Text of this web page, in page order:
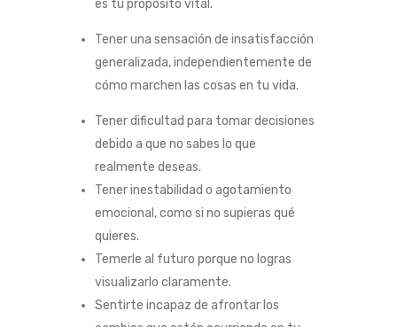
es tu propósito vital.
Tener una sensación de insatisfacción
generalizada, independientemente de
cómo marchen las cosas en tu vida.
Tener dificultad para tomar decisiones
debido a que no sabes lo que
realmente deseas.
Tener inestabilidad o agotamiento
emocional, como si no supieras qué
quieres.
Temerle al futuro porque no logras
visualizarlo claramente.
Sentirte incapaz de afrontar los